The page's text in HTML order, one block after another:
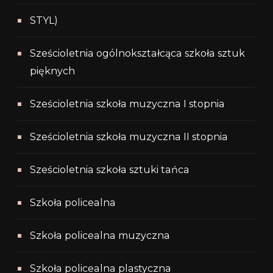
STYL)
Sześcioletnia ogólnokształcąca szkoła sztuk
pięknych
Sześcioletnia szkoła muzyczna I stopnia
Sześcioletnia szkoła muzyczna II stopnia
Sześcioletnia szkoła sztuki tańca
Szkoła policealna
Szkoła policealna muzyczna
Szkoła policealna plastyczna